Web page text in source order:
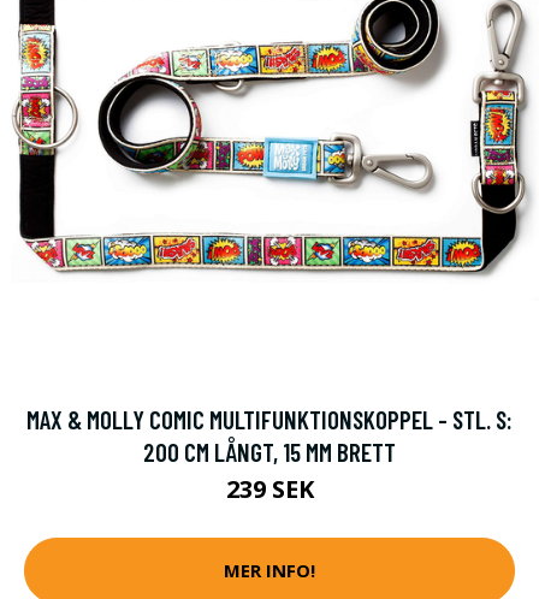
MAX & MOLLY COMIC MULTIFUNKTIONSKOPPEL - STL. S:
200 CM LÅNGT, 15 MM BRETT
239 SEK
MER INFO!